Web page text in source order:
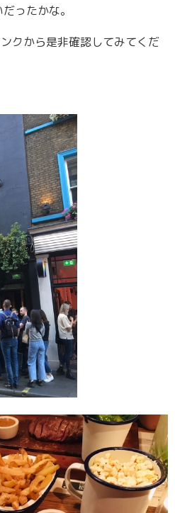
ったかな。
クから是非確認してみてくだ